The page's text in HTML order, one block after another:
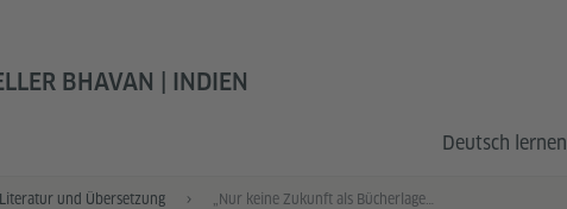
BHAVAN | INDIEN
Deutsch lernen
Literatur und Übersetzung „Nur keine Zukunft als Bücherlager“